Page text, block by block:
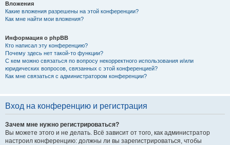
Вложения
Какие вложения разрешены на этой конференции?
Как мне найти мои вложения?
Информация о phpBB
Кто написал эту конференцию?
Почему здесь нет такой-то функции?
С кем можно связаться по вопросу некорректного использования и/или
юридических вопросов, связанных с этой конференцией?
Как мне связаться с администратором конференции?
Вход на конференцию и регистрация
Зачем мне нужно регистрироваться?
Вы можете этого и не делать. Всё зависит от того, как администратор
настроил конференцию: должны ли вы зарегистрироваться, чтобы